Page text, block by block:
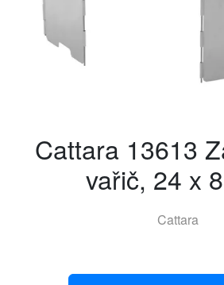
Cattara 13613
vařič, 24 x
Cattara